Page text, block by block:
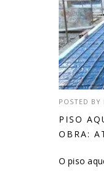
POSTED BY
PISO
OBRA:
O piso